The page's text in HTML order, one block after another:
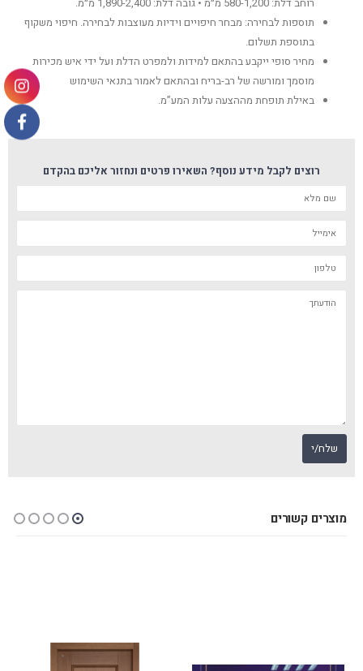
רוחב דלת: 580-1,200 מ״מ • גובה דלת: 1,890-2,400 מ״מ.
תוספות לבחירה: מבחר חיפויים וידיות מעוצבות לבחירה. חיפוי משקוף
בתוספת תשלום.
מחיר סופי ייקבע בהתאם למידות ולמפרט הדלת ועל ידי איש מכירות
מוסמך ומורשה של רב-בריח ובהתאם לאמור בתנאי השימוש
באילת תופחת מההצעה עלות המע”מ.
רוצים לקבל מידע נוסף? השאירו פרטים ונחזור אליכם בהקדם
מוצרים קשורים